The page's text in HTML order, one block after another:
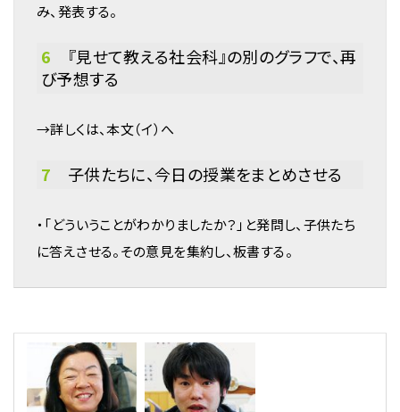
み、発表する。
6 『見せて教える社会科』の別のグラフで、再
び予想する
→詳しくは、本文（イ）へ
7 子供たちに、今日の授業をまとめさせる
・「どういうことがわかりましたか？」と発問し、子供たち
に答えさせる。その意見を集約し、板書する。